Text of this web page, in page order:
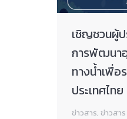
เชิญชวนผู้ป
การพัฒนา
ทางน้ำเพื่
ประเทศไทย
ข่าวสาร, ข่าวสาร